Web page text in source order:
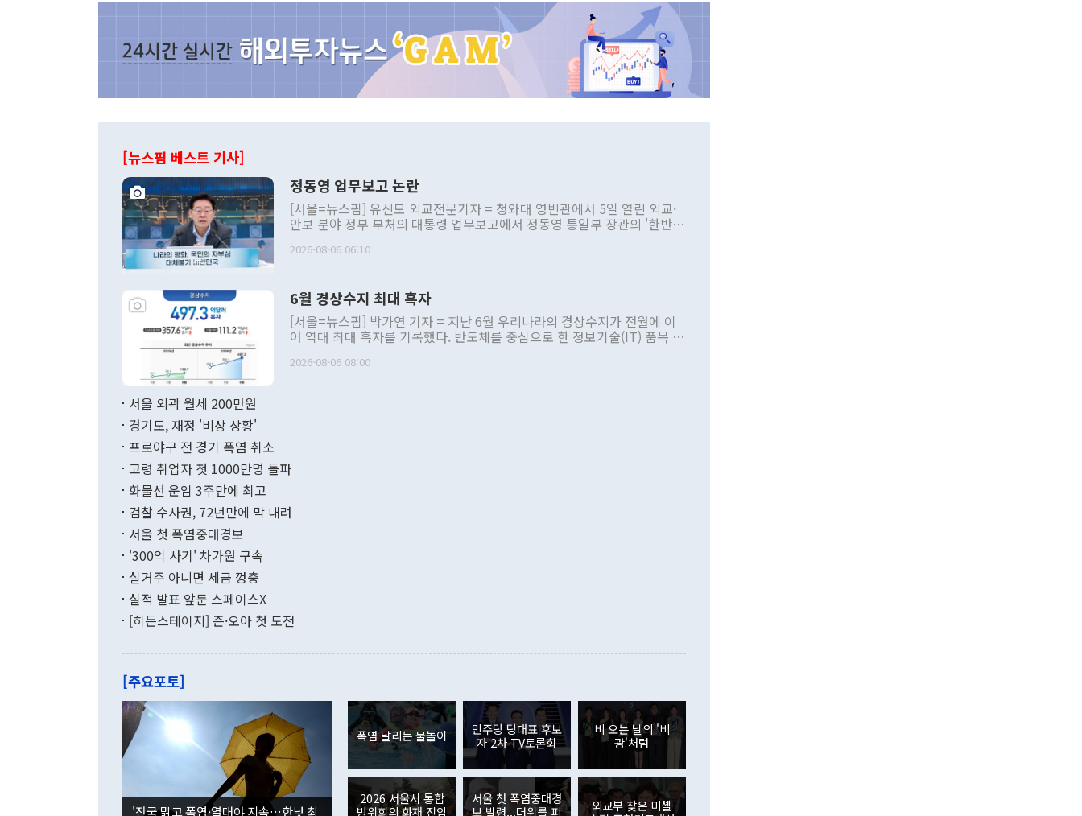
[뉴스핌 베스트 기사]
정동영 업무보고 논란
[서울=뉴스핌] 유신모 외교전문기자 = 청와대 영빈관에서 5일 열린 외교·
안보 분야 정부 부처의 대통령 업무보고에서 정동영 통일부 장관의 '한반도
발언 중에는 정부 내 조율을 거치지 않은 사안을 정책으로 추진하겠다고 공
주의적 희망에 근거한 비현실적 구상'이라는 비판을 내놨다. 그동안 정 장
관의 대북 정책 관련 발언이 물의를 빚은 적은 여러 번 있지만 대통령과 유
관 부처 장관이 공개적으로 부정적 입장을 표명한 것은 이례적이다. 정 장
관의 무리한 대북 접근법과 월권을 제어해야 한다는 목소리도 높아지고 있
다. [정동영 통일부 장관이 지난달 23일 오후 서울 종로구 정부서울청사에
무너졌다고도 했다. 또 "현 시점에서 흘러간 선(先)비핵화만 되뇌는 것은
함께 4자 대화의 동력을 확보하기 위해 최선을 다할 것"이라고 말했다. 하
"우리의 선의대로 하는 게 과연 한반도의 평화와 안정에 플러스냐, 결론적
관은 업무보고 사후 브리핑에서 정 장관이 언급한 '4자 회담'에 대해 "이상
이 9월 러시아 블라디보스토크에서 열리는 '동방경제포럼(EEF)'을 언급하
며 "정부 차원에서 (참석을) 검토하고 있다"고 발언한 데 대해서도 조 장관
은 "그것은 외교부의 몫"이라며 "아직 거기까지 진도가 나가지 않았다"고
잘랐다. 정 장관이 이날 소개한 대북 구상과 설명은 정부 내 조율을 거치지
않았다는 점에서 문제가 있다. 특히 주적 표현 대체와 국호 사용, 9·19 군
사합의 복원, 4자회담 추진 등은 통일부 장관이 결정할 사안이 아니어서 월
권이라는 지적이 나오고 있다. 이 대통령은 정 장관의 업무보고를 듣고 난
뒤 "여기 업무보고에 발표했다고 승인난 건 아니다"라고 재차 확인했다. 정
2026-08-06 06:10
6월 경상수지 최대 흑자
[서울=뉴스핌] 박가연 기자 = 지난 6월 우리나라의 경상수지가 전월에 이
어 역대 최대 흑자를 기록했다. 반도체를 중심으로 한 정보기술(IT) 품목 수
료=한국은행] 한국은행이 6일 발표한 '2026년 6월 국제수지(잠정)'에 따르
며 월간 기준 처음으로 1000억달러를 넘어섰다. 상품수입은 644억8000만
196.9% 급증했고 컴퓨터·주변기기(SSD)는 282.7% 증가했다. IT 품목
수출은 160.4% 늘었으며 비IT 품목도 ▲석유제품(47.5%) ▲화공품
기록했지만 지식재산권사용료수지는 전월 흑자에서 4억4000만달러 적자
로 전환됐다. 본원소득수지는 배당소득을 중심으로 32억7000만달러 흑자
는 배당수입이 늘어난 데다 전월 분기배당에 따른 기저효과로 배당지급이
였던 올해 3월(369억9000만달러)을 넘어선 것이다. 직접투자에서는 내국
인의 해외투자가 80억1000만달러, 외국인의 국내투자가 46억3000만달러
각각 증가했다. 증권투자에서는 외국인의 국내 주식 매도세가 이어졌다. 외
국인의 국내 주식 투자는 차익실현 매도 등의 영향으로 316억1000만달러
감소하며 전월(-310억5000만달러)에 이어 역대 최대 순매도 기록을 다시
경신했다. 외국인의 국내 채권투자는 세계국채지수(WGBI) 자금 유입에도
분기 말 만기도래 영향으로 증가 폭이 줄어든 52억9000만달러를 기록했
다. 내국인의 해외 증권투자는 주식을 중심으로 35억6000만달러 증가했
2026-08-06 08:00
서울 외곽 월세 200만원
경기도, 재정 '비상 상황'
프로야구 전 경기 폭염 취소
고령 취업자 첫 1000만명 돌파
화물선 운임 3주만에 최고
검찰 수사권, 72년만에 막 내려
서울 첫 폭염중대경보
'300억 사기' 차가원 구속
실거주 아니면 세금 껑충
실적 발표 앞둔 스페이스X
[히든스테이지] 즌·오아 첫 도전
[주요포토]
'전국 맑고 폭염·열대야 지속…한낮 최
폭염 날리는 물놀이
민주당 당대표 후보
자 2차 TV토론회
비 오는 날의 '비
광'처럼
2026 서울시 통합
방위회의 화재 진압
서울 첫 폭염중대경
보 발령...더위를 피
외교부 찾은 미셸